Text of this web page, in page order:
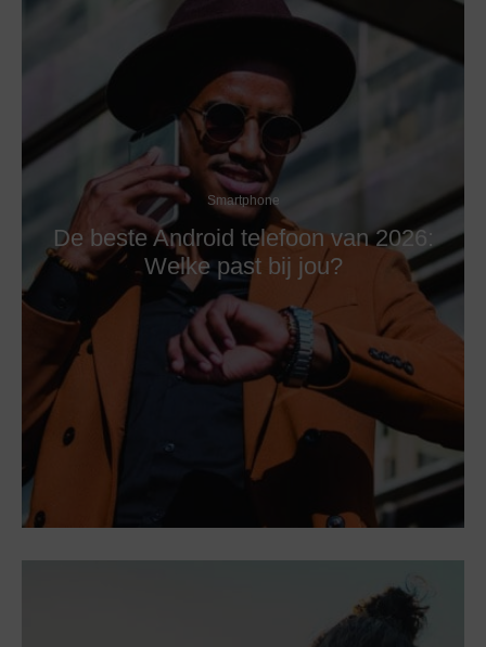
Smartphone
De beste Android telefoon van 2026:
Welke past bij jou?